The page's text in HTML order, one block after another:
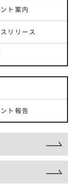
ト案内
リリース
ト報告